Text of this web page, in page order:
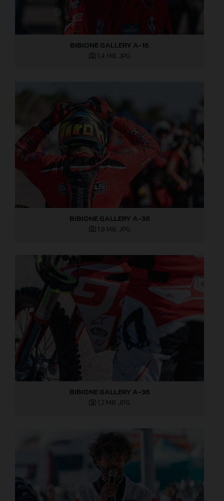
BIBIONE GALLERY A-16
1,4 MB .JPG
BIBIONE GALLERY A-38
1,8 MB .JPG
BIBIONE GALLERY A-36
1,2 MB .JPG